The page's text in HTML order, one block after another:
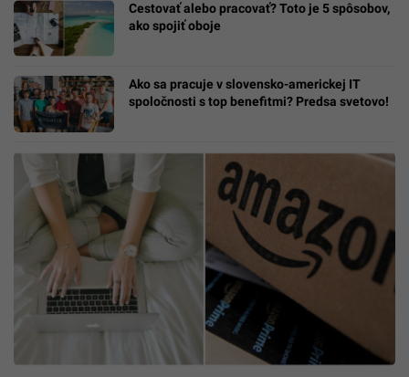
Cestovať alebo pracovať? Toto je 5 spôsobov,
ako spojiť oboje
Ako sa pracuje v slovensko-americkej IT
spoločnosti s top benefitmi? Predsa svetovo!